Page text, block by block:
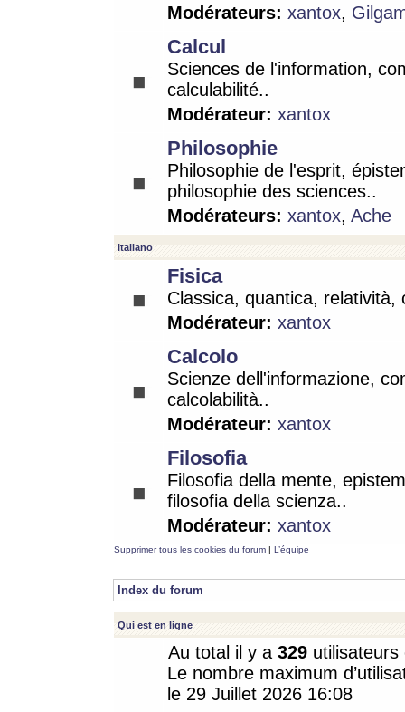
Modérateurs: xantox,
Calcul
Sciences de l'information,
calculabilité..
Modérateur: xantox
Philosophie
Philosophie de l'esprit,
philosophie des sciences..
Modérateurs: xantox, Ache
Italiano
Fisica
Classica, quantica, relatività,
Modérateur: xantox
Calcolo
Scienze dell'informazione,
calcolabilità..
Modérateur: xantox
Filosofia
Filosofia della mente,
filosofia della scienza..
Modérateur: xantox
Supprimer tous les cookies du forum | L’équipe
Index du forum
Qui est en ligne
Au total il y a 329
Le nombre maximum
le 29 Juillet 2026 16:08